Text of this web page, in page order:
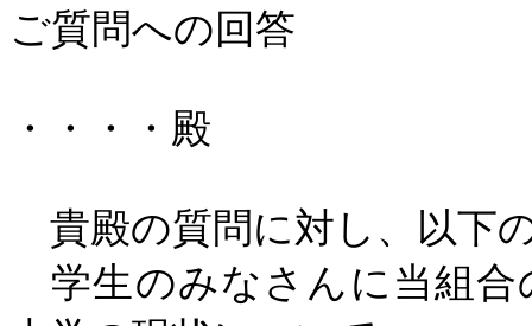
ご質問への回答
・・・・殿
貴殿の質問に対し、以下
学生のみなさんに当組合